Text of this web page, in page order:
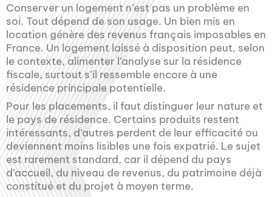
Conserver un logement n’est pas un problème en
soi. Tout dépend de son usage. Un bien mis en
location génère des revenus français imposables en
France. Un logement laissé à disposition peut, selon
le contexte, alimenter l’analyse sur la résidence
fiscale, surtout s’il ressemble encore à une
résidence principale potentielle.
Pour les placements, il faut distinguer leur nature et
le pays de résidence. Certains produits restent
intéressants, d’autres perdent de leur efficacité ou
deviennent moins lisibles une fois expatrié. Le sujet
est rarement standard, car il dépend du pays
d’accueil, du niveau de revenus, du patrimoine déjà
constitué et du projet à moyen terme.